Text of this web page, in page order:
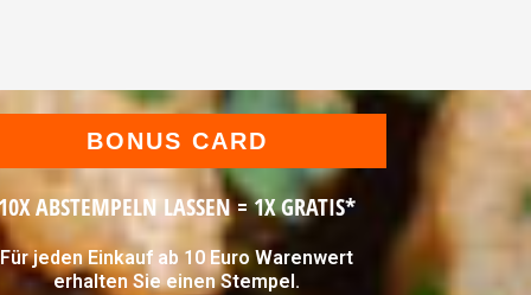
BONUS CARD
ABSTEMPELN LASSEN = 1X GRATIS*
Für jeden Einkauf ab 10 Euro Warenwert
erhalten Sie einen Stempel.